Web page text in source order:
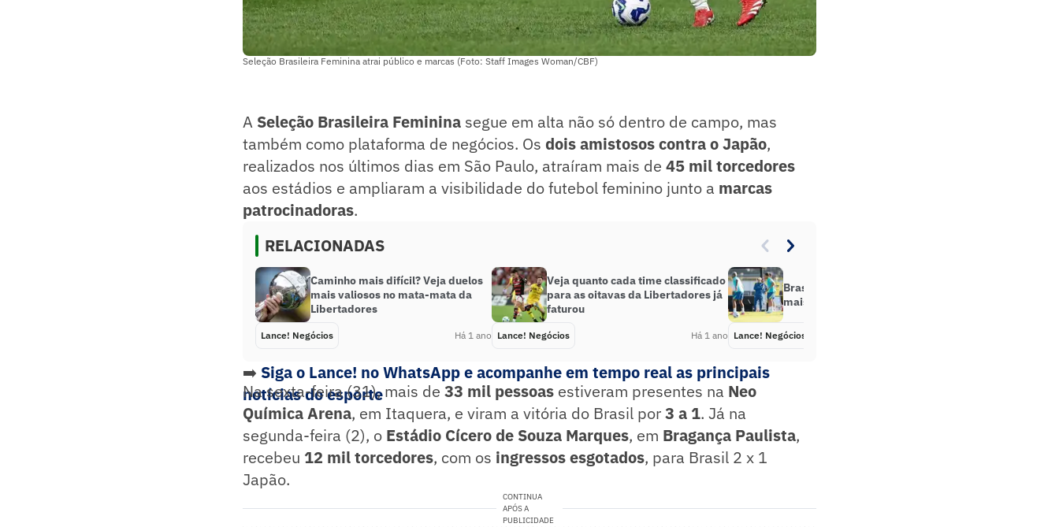
Seleção Brasileira Feminina atrai público e marcas (Foto: Staff Images Woman/CBF)
A Seleção Brasileira Feminina segue em alta não só dentro de campo, mas
também como plataforma de negócios. Os dois amistosos contra o Japão,
realizados nos últimos dias em São Paulo, atraíram mais de 45 mil torcedores
aos estádios e ampliaram a visibilidade do futebol feminino junto a marcas
patrocinadoras.
RELACIONADAS
Caminho mais difícil? Veja duelos
mais valiosos no mata-mata da
Libertadores
Lance! Negócios Há 1 ano
Veja quanto cada time classificado
para as oitavas da Libertadores já
faturou
Lance! Negócios Há 1 ano
Brasil no top 5: veja as seleções
mais valiosas da Data Fifa
Lance! Negócios
➡️ Siga o Lance! no WhatsApp e acompanhe em tempo real as principais
notícias do esporte
Na sexta-feira (31), mais de 33 mil pessoas estiveram presentes na Neo
Química Arena, em Itaquera, e viram a vitória do Brasil por3 a 1. Já na
segunda-feira (2), o Estádio Cícero de Souza Marques, em Bragança Paulista,
recebeu 12 mil torcedores, com os ingressos esgotados, para Brasil 2 x 1
Japão.
CONTINUA
APÓS A
PUBLICIDADE